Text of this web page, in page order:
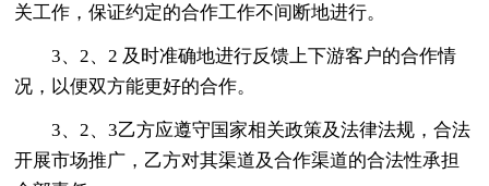
关工作，保证约定的合作工作不间断地进行。
3、2、2 及时准确地进行反馈上下游客户的合作情
况，以便双方能更好的合作。
3、2、3乙方应遵守国家相关政策及法律法规，合法
开展市场推广，乙方对其渠道及合作渠道的合法性承担